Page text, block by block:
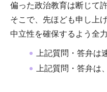
偏った政治教育は断じて
そこで、先ほども申し上
中立性を確保するよう全
上記質問・答弁は
上記質問・答弁は